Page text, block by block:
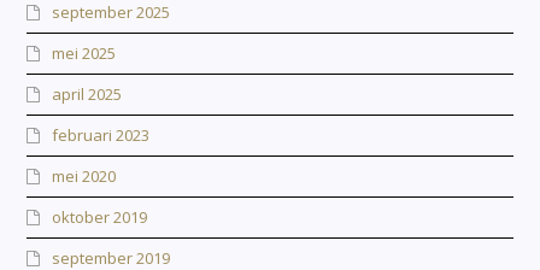
september 2025
mei 2025
april 2025
februari 2023
mei 2020
oktober 2019
september 2019